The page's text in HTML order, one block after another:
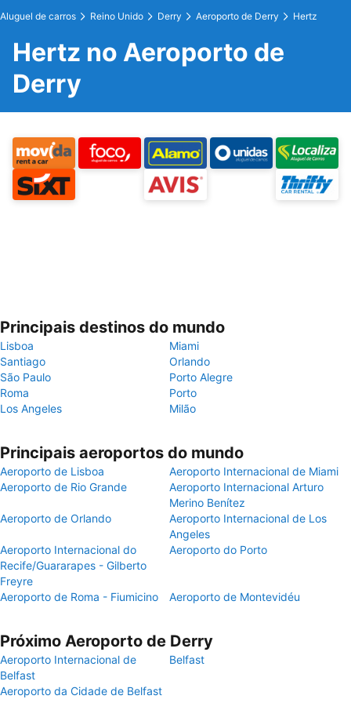
Aluguel de carros Reino Unido Derry Aeroporto de Derry Hertz
Hertz no Aeroporto de
Derry
Principais destinos do mundo
Lisboa
Miami
Santiago
Orlando
São Paulo
Porto Alegre
Roma
Porto
Los Angeles
Milão
Principais aeroportos do mundo
Aeroporto de Lisboa
Aeroporto Internacional de Miami
Aeroporto de Rio Grande
Aeroporto Internacional Arturo
Merino Benítez
Aeroporto de Orlando
Aeroporto Internacional de Los
Angeles
Aeroporto Internacional do
Recife/Guararapes - Gilberto
Freyre
Aeroporto do Porto
Aeroporto de Roma - Fiumicino Aeroporto de Montevidéu
Próximo Aeroporto de Derry
Aeroporto Internacional de
Belfast
Belfast
Aeroporto da Cidade de Belfast